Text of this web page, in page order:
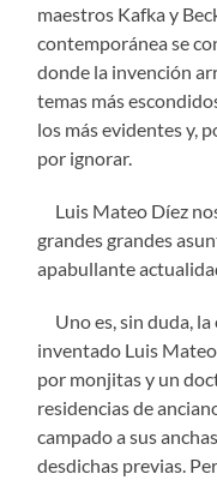
maestros Kafka y
contemporánea se
donde la invención
temas más
los más evidentes y,
por ignorar.
Luis Mateo Díez
grandes grandes
apabullante
Uno es, sin duda, la
inventado Luis
por monjitas y un
residencias de
campado a sus
desdichas previas.